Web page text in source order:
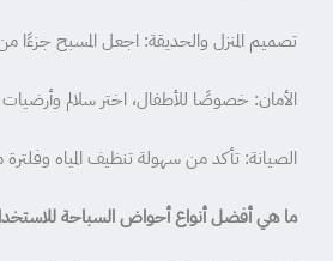
تصميم المنزل والحديقة: اجعل المسبح جزءًا من
الأمان: خصوصًا للأطفال، اختر سلالم
الصيانة: تأكد من سهولة تنظيف المياه
ما هي أفضل أنواع أحواض السباحة للاستخدام